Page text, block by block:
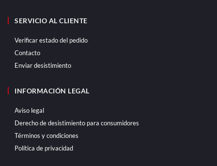
SERVICIO AL CLIENTE
Verificar estado del pedido
Contacto
Enviar desistimiento
INFORMACIÓN LEGAL
Aviso legal
Derecho de desistimiento para consumidores
Términos y condiciones
Política de privacidad